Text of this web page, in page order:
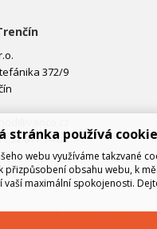
372/9
32 877 74 02
stránka používá
webu využíváme takzvané
přizpůsobení obsahu webu, k
vaší maximální spokojenosti.